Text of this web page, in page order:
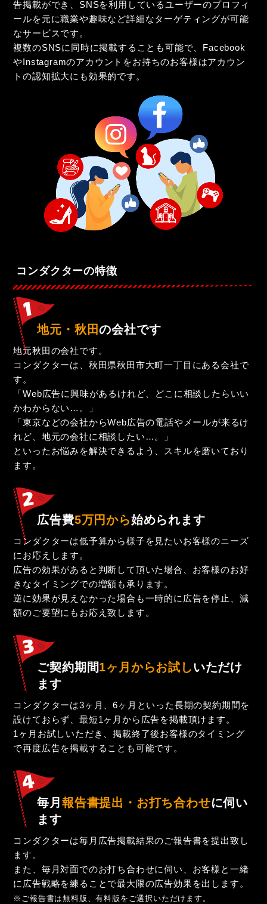
告掲載ができ、SNSを利用しているユーザーのプロフィ
ールを元に職業や趣味など詳細なターゲティングが可能
なサービスです。
複数のSNSに同時に掲載することも可能で、Facebook
やInstagramのアカウントをお持ちのお客様はアカウン
トの認知拡大にも効果的です。
コンダクターの特徴
地元・秋田の会社です
地元秋田の会社です。
コンダクターは、秋田県秋田市大町一丁目にある会社で
す。
「Web広告に興味があるけれど、どこに相談したらいい
かわからない…。」
「東京などの会社からWeb広告の電話やメールが来るけ
れど、地元の会社に相談したい…。」
といったお悩みを解決できるよう、スキルを磨いており
ます。
広告費5万円から始められます
コンダクターは低予算から様子を見たいお客様のニーズ
にお応えします。
広告の効果があると判断して頂いた場合、お客様のお好
きなタイミングでの増額も承ります。
逆に効果が見えなかった場合も一時的に広告を停止、減
額のご要望にもお応え致します。
ご契約期間1ヶ月からお試しいただけ
ます
コンダクターは3ヶ月、6ヶ月といった長期の契約期間を
設けておらず、最短1ヶ月から広告を掲載頂けます。
1ヶ月お試しいただき、掲載終了後お客様のタイミング
で再度広告を掲載することも可能です。
毎月 報告書提出・お打ち合わせに伺い
ます
コンダクターは毎月広告掲載結果のご報告書を提出致し
ます。
また、毎月対面でのお打ち合わせに伺い、お客様と一緒
に広告戦略を練ることで最大限の広告効果を出します。
※ご報告書は無料版、有料版をご選択いただけます。